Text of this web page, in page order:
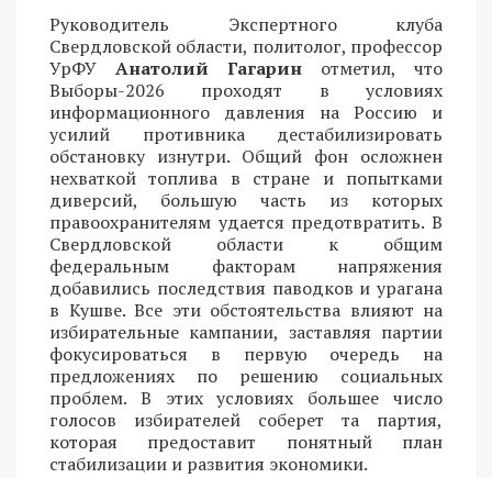
Руководитель Экспертного клуба
Свердловской области, политолог, профессор
УрФУ Анатолий Гагарин отметил, что
Выборы-2026 проходят в условиях
информационного давления на Россию и
усилий противника дестабилизировать
обстановку изнутри. Общий фон осложнен
нехваткой топлива в стране и попытками
диверсий, большую часть из которых
правоохранителям удается предотвратить. В
Свердловской области к общим
федеральным факторам напряжения
добавились последствия паводков и урагана
в Кушве. Все эти обстоятельства влияют на
избирательные кампании, заставляя партии
фокусироваться в первую очередь на
предложениях по решению социальных
проблем. В этих условиях большее число
голосов избирателей соберет та партия,
которая предоставит понятный план
стабилизации и развития экономики.